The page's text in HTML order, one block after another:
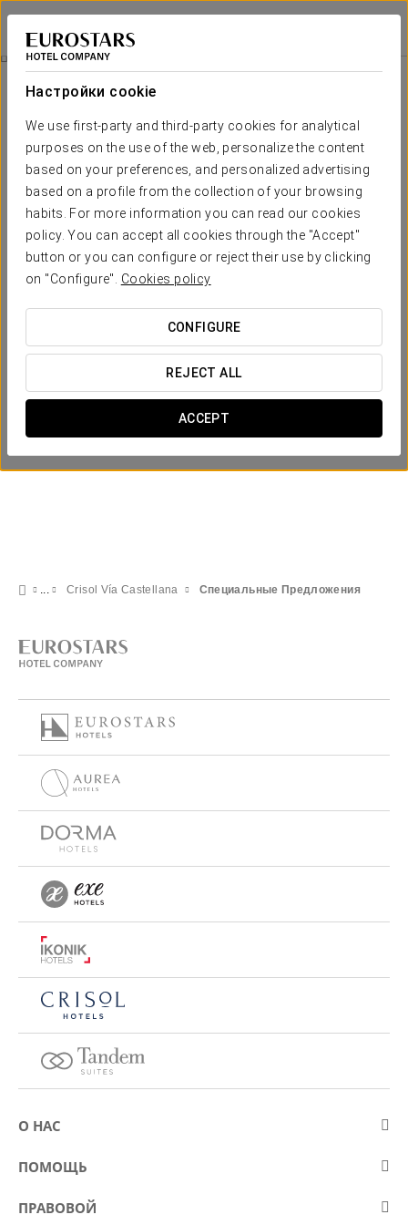
Настройки cookie
We use first-party and third-party cookies for analytical
purposes on the use of the web, personalize the content
based on your preferences, and personalized advertising
based on a profile from the collection of your browsing
habits. For more information you can read our cookies
policy. You can accept all cookies through the "Accept"
button or you can configure or reject their use by clicking
on "Configure". Cookies policy
CONFIGURE
REJECT ALL
ACCEPT
Crisol Vía Castellana
МАДРИД
Специальные Предложения
Специальные Предложения
Pомантический опыт
20 €
ПОСМОТРЕТЬ ПРЕДЛОЖЕНИЕ
Crisol Vía Castellana Специальные Предложения
О НАС
О компании Eurostars Hotel Company
Kонкурсы
ПОМОЩЬ
Контакт
ПРАВОВОЙ